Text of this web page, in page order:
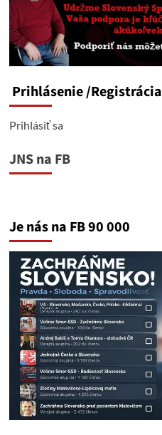
Prihlásenie/Registrácia
Prihlásiť sa
JNS na FB
Je nás na FB 90 000